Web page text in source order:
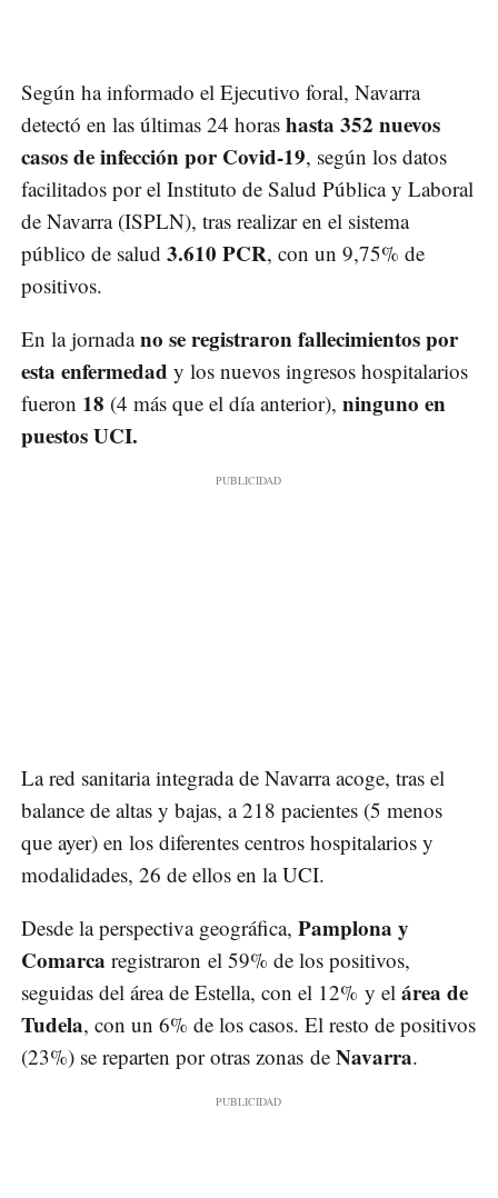
Según ha informado el Ejecutivo foral, Navarra
detectó en las últimas 24 horas hasta 352 nuevos
casos de infección por Covid-19, según los datos
facilitados por el Instituto de Salud Pública y Laboral
de Navarra (ISPLN), tras realizar en el sistema
público de salud 3.610 PCR, con un 9,75% de
positivos.
En la jornadano se registraron fallecimientos por
esta enfermedad y los nuevos ingresos hospitalarios
fueron 18 (4 más que el día anterior), ninguno en
puestos UCI.
La red sanitaria integrada de Navarra acoge, tras el
balance de altas y bajas, a 218 pacientes (5 menos
que ayer) en los diferentes centros hospitalarios y
modalidades, 26 de ellos en la UCI.
Desde la perspectiva geográfica, Pamplona y
Comarca registraron el 59% de los positivos,
seguidas del área de Estella, con el 12% y el área de
Tudela, con un 6% de los casos. El resto de positivos
(23%) se reparten por otras zonas de Navarra.